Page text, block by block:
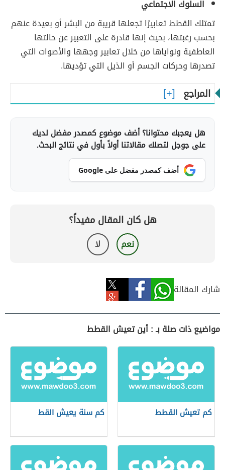
السلوك الاجتماعي
تمتلك القطط تعابيرًا تجعلها قريبة من البشر أو بعيدة عنهم
بحسب رغبتها، بحيث إنها قادرة على التعبير عن حالتها
العاطفية ونواياها من خلال تعابير وجهها والأصوات التي
تصدرها وحركات الجسم أو الذيل التي تؤديها.
المراجع
هل يعجبك محتوانا؟ أضف موضوع كمصدر مفضل لديك
على جوجل لتصلك مقالاتنا أولاً بأول في نتائج البحث.
أضف كمصدر مفضل على Google
هل كان المقال مفيداً؟
نعم لا
شارك المقالة
مواضيع ذات صلة بـ : أين تعيش القطط
كم تعيش القطط كم سنة يعيش القط